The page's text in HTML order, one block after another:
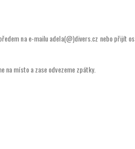
na e-mailu adela(@)divers.cz nebo přijít
na místo a zase odvezeme zpátky.